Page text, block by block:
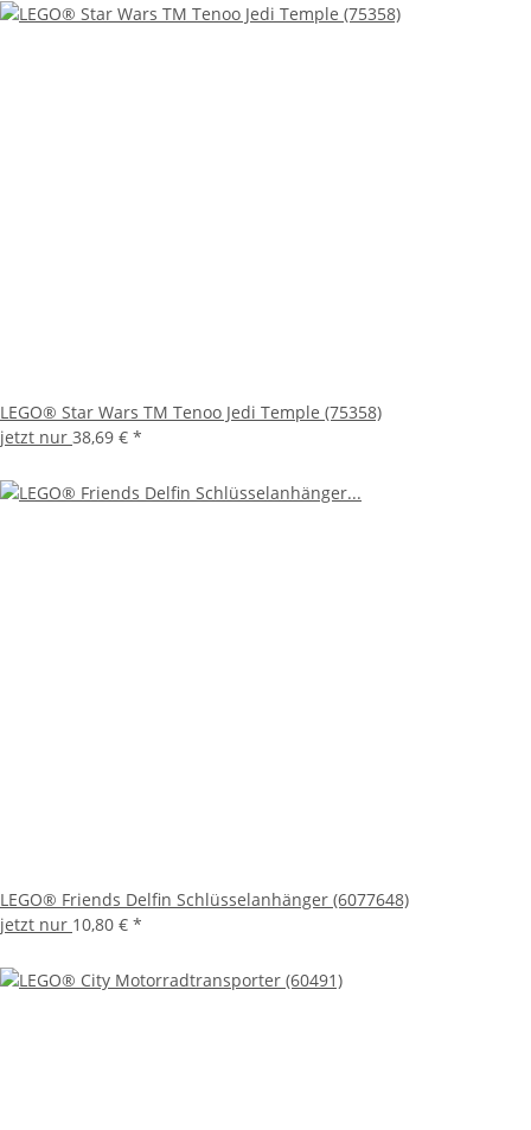
LEGO® Star Wars TM Tenoo Jedi Temple (75358)
jetzt nur 38,69 € *
LEGO® Friends Delfin Schlüsselanhänger (6077648)
jetzt nur 10,80 € *